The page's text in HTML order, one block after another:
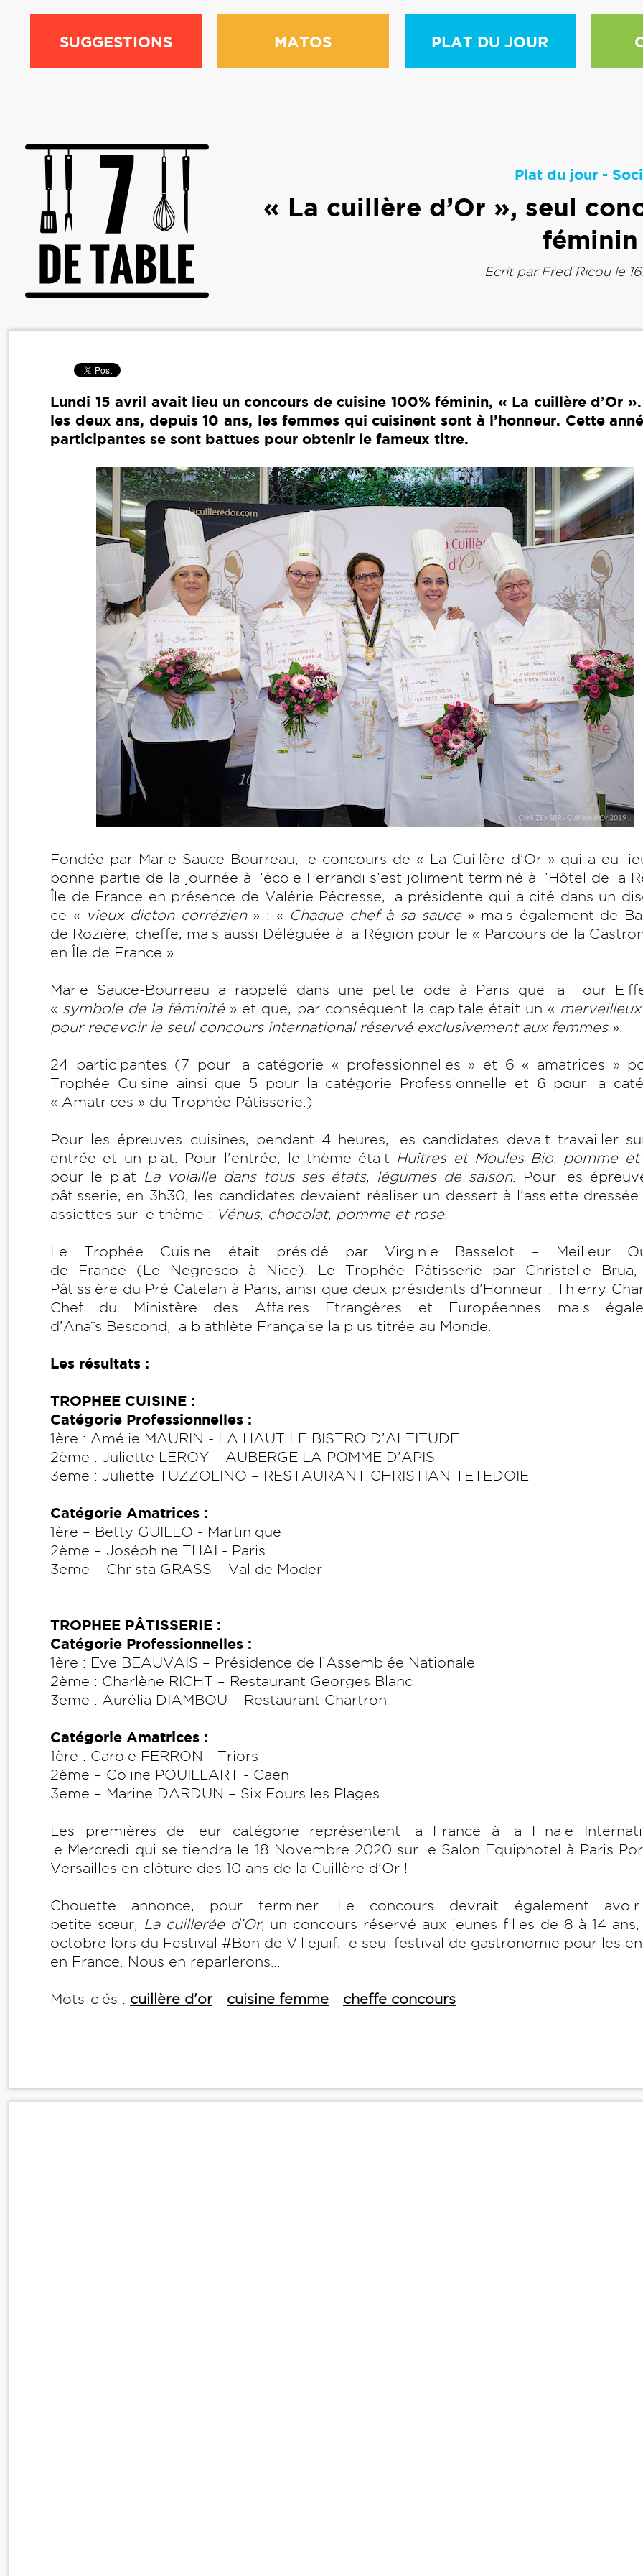
SUGGESTIONS MATOS PLAT DU JOUR
Plat du jour-
« La cuillère d’Or », seul
féminin
Ecrit par Fred Ricoule
Lundi 15 avril avait lieu un concours de cuisine 100% féminin, « La cuillère d’Or
les deux ans, depuis 10 ans, les femmes qui cuisinent sont à l’honneur. Cette
participantes se sont battues pour obtenir le fameux titre.
Fondée par Marie Sauce-Bourreau, le concours de « La Cuillère d’Or » qui a eu
bonne partie de la journée à l’école Ferrandi s’est joliment terminé à l’Hôtel de la
Île de France en présence de Valérie Pécresse, la présidente qui a cité dans un
ce « vieux dicton corrézien» : « Chaque chef à sa sauce» mais également de
de Rozière, cheffe, mais aussi Déléguée à la Région pour le « Parcours de la
en Île de France ».
Marie Sauce-Bourreau a rappelé dans une petite ode à Paris que la Tour
« symbole de la féminité » et que, par conséquent la capitale était un «
pour recevoir le seul concours international réservé exclusivement aux femmes».
24 participantes (7 pour la catégorie « professionnelles » et 6 « amatrices »
Trophée Cuisine ainsi que 5 pour la catégorie Professionnelle et 6 pour la
« Amatrices » du Trophée Pâtisserie.)
Pour les épreuves cuisines, pendant 4 heures, les candidates devait travailler
entrée et un plat. Pour l’entrée, le thème était Huîtres et Moules Bio, pomme
pour le plat La volaille dans tous ses états, légumes de saison. Pour les
pâtisserie, en 3h30, les candidates devaient réaliser un dessert à l’assiette
assiettes sur le thème : Vénus, chocolat, pomme et rose.
Le Trophée Cuisine était présidé par Virginie Basselot – Meilleur
de France (Le Negresco à Nice). Le Trophée Pâtisserie par Christelle Brua,
Pâtissière du Pré Catelan à Paris, ainsi que deux présidents d’Honneur : Thierry
Chef du Ministère des Affaires Etrangères et Européennes mais
d’Anaïs Bescond, la biathlète Française la plus titrée au Monde.
Les résultats :
TROPHEE CUISINE :
Catégorie Professionnelles :
1ère : Amélie MAURIN - LA HAUT LE BISTRO D’ALTITUDE
2ème : Juliette LEROY – AUBERGE LA POMME D’APIS
3eme : Juliette TUZZOLINO – RESTAURANT CHRISTIAN TETEDOIE
Catégorie Amatrices :
1ère – Betty GUILLO - Martinique
2ème – Joséphine THAI - Paris
3eme – Christa GRASS – Val de Moder
TROPHEE PÂTISSERIE :
Catégorie Professionnelles :
1ère : Eve BEAUVAIS – Présidence de l’Assemblée Nationale
2ème : Charlène RICHT – Restaurant Georges Blanc
3eme : Aurélia DIAMBOU – Restaurant Chartron
Catégorie Amatrices :
1ère : Carole FERRON - Triors
2ème – Coline POUILLART - Caen
3eme – Marine DARDUN – Six Fours les Plages
Les premières de leur catégorie représentent la France à la Finale
le Mercredi qui se tiendra le 18 Novembre 2020 sur le Salon Equiphotel à Paris
Versailles en clôture des 10 ans de la Cuillère d’Or !
Chouette annonce, pour terminer. Le concours devrait également
petite sœur, La cuillerée d’Or, un concours réservé aux jeunes filles de 8 à 14
octobre lors du Festival #Bon de Villejuif, le seul festival de gastronomie pour les
en France. Nous en reparlerons…
Mots-clés : cuillère d'or- cuisine femme - cheffe concours